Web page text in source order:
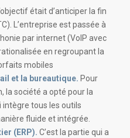
était d’anticiper la fin
L’entreprise est passée à
par internet (VoIP avec
en regroupant la
mobiles
et la bureautique. Pour
la société a opté pour la
tous les outils
fluide et intégrée
(ERP). C’est la partie qui a